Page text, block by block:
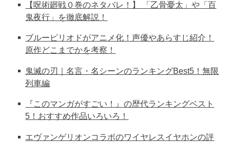
【呪術廻戦０巻のネタバレ！】 「乙骨憂太」や「百
鬼夜行」を徹底解説！
ブルーピリオドがアニメ化！声優やあらすじ紹介！
原作どこまでかを考察！
鬼滅の刃｜名言・名シーンのランキングBest5！無限
列車編
『このマンガがすごい！』の歴代ランキングベスト
5！おすすめ作品いろいろ！
エヴァンゲリオンコラボのワイヤレスイヤホンの評